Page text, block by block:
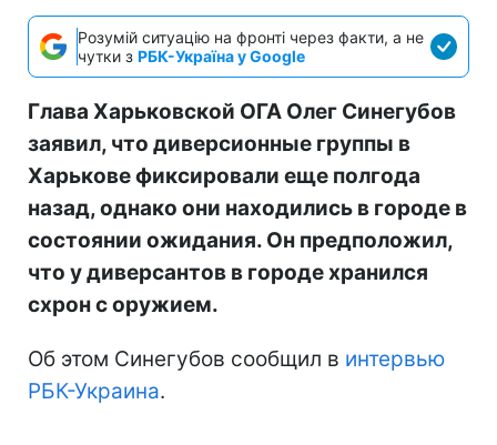
Розумій ситуацію на фронті через факти, а не
чутки з РБК-Україна у Google
Глава Харьковской ОГА Олег Синегубов
заявил, что диверсионные группы в
Харькове фиксировали еще полгода
назад, однако они находились в городе в
состоянии ожидания. Он предположил,
что у диверсантов в городе хранился
схрон с оружием.
Об этом Синегубов сообщил в интервью
РБК-Украина.